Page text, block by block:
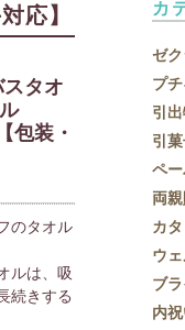
応】
スタオ
ル
包装・
のタオル
ルは、吸
続きする
カ
ゼ
ゼ
プ
ウ
ア
キ
ク
ス
チ
デ
引
引
グ
タ
デ
今
引
和
引
引
バ
洋
和
ペ
ペ
招
席
席
付
両
両
デ
ウ
子
カ
カ
ウ
ウ
カ
ブ
ブ
内